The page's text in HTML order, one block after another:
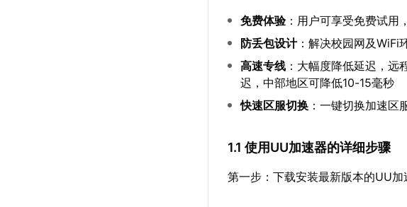
免费体验：用户可享受免费试用
防丢包设计：解决校园网及WiFi
高速专线 ：大幅度降低延迟，
迟，中部地区可降低10-15毫秒
快速区服切换 ：一键切换加速
1.1 使用UU加速器的详细步骤
第一步：下载安装最新版本的UU加